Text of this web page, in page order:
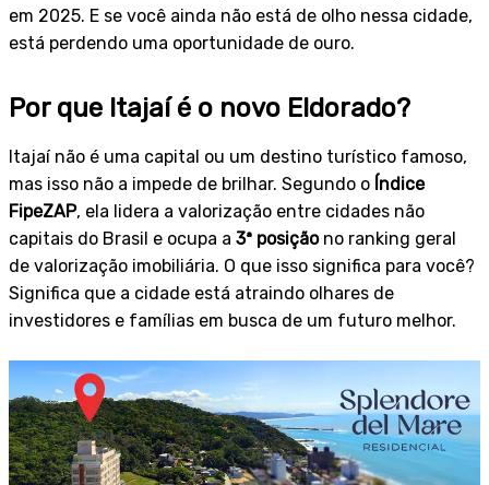
em 2025. E se você ainda não está de olho nessa cidade,
está perdendo uma oportunidade de ouro.
Por que Itajaí é o novo Eldorado?
Itajaí não é uma capital ou um destino turístico famoso,
mas isso não a impede de brilhar. Segundo o Índice
FipeZAP, ela lidera a valorização entre cidades não
capitais do Brasil e ocupa a 3ª posiçãono ranking geral
de valorização imobiliária. O que isso significa para você?
Significa que a cidade está atraindo olhares de
investidores e famílias em busca de um futuro melhor.